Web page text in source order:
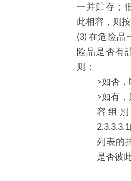
一并贮存；
此相容，则
(3) 在危险品
险品是否有
则：
>如否
>如有
容组
列表的
是否彼